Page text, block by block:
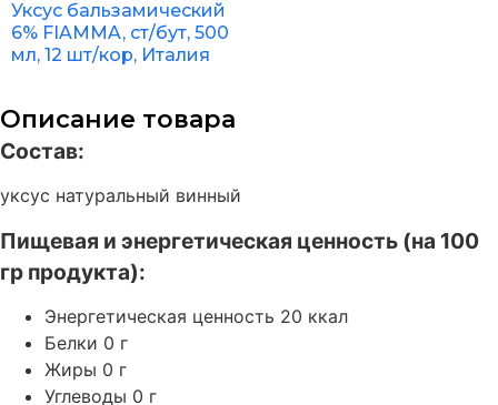
Уксус бальзамический
6% FIAMMA, ст/бут, 500
мл, 12 шт/кор, Италия
Описание товара
Состав:
уксус натуральный винный
Пищевая и энергетическая ценность (на 100
гр продукта):
Энергетическая ценность 20 ккал
Белки 0 г
Жиры 0 г
Углеводы 0 г